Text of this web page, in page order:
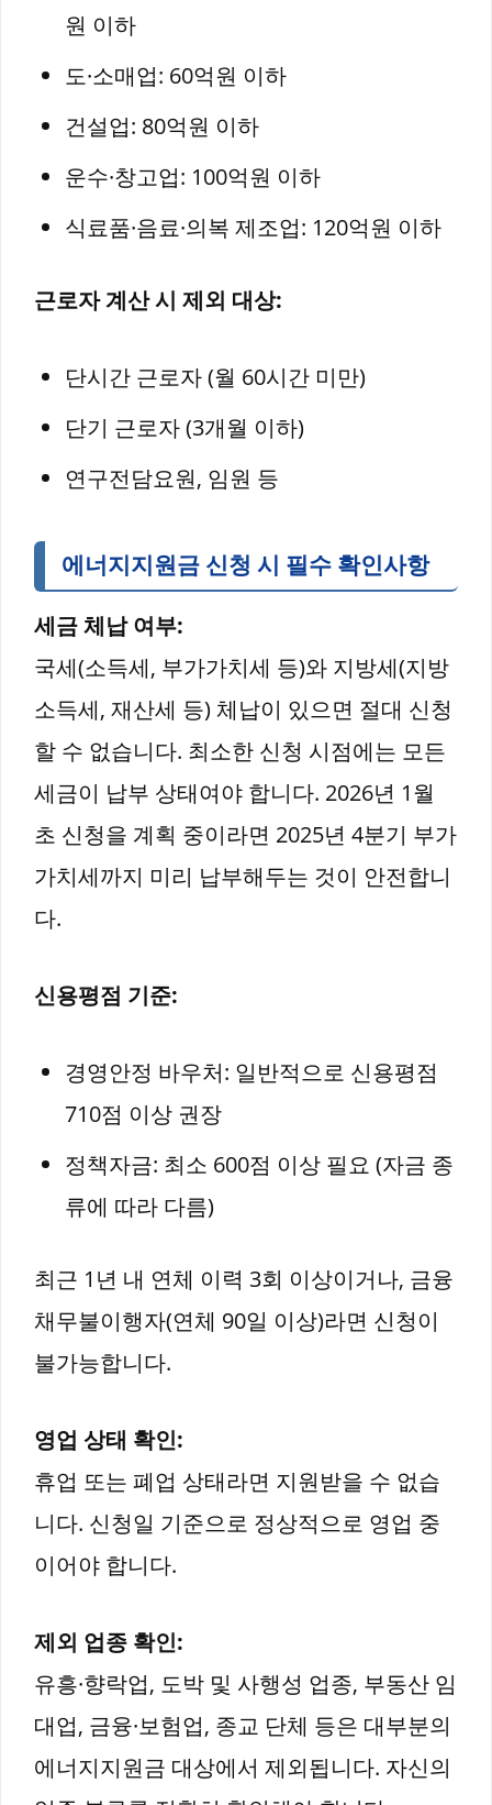
원 이하
도·소매업: 60억원 이하
건설업: 80억원 이하
운수·창고업: 100억원 이하
식료품·음료·의복 제조업: 120억원 이하
근로자 계산 시 제외 대상:
단시간 근로자 (월 60시간 미만)
단기 근로자 (3개월 이하)
연구전담요원, 임원 등
에너지지원금 신청 시 필수 확인사항
세금 체납 여부:
국세(소득세, 부가가치세 등)와 지방세(지방
소득세, 재산세 등) 체납이 있으면 절대 신청
할 수 없습니다. 최소한 신청 시점에는 모든
세금이 납부 상태여야 합니다. 2026년 1월
초 신청을 계획 중이라면 2025년 4분기 부가
가치세까지 미리 납부해두는 것이 안전합니
다.
신용평점 기준:
경영안정 바우처: 일반적으로 신용평점
710점 이상 권장
정책자금: 최소 600점 이상 필요 (자금 종
류에 따라 다름)
최근 1년 내 연체 이력 3회 이상이거나, 금융
채무불이행자(연체 90일 이상)라면 신청이
불가능합니다.
영업 상태 확인:
휴업 또는 폐업 상태라면 지원받을 수 없습
니다. 신청일 기준으로 정상적으로 영업 중
이어야 합니다.
제외 업종 확인:
유흥·향락업, 도박 및 사행성 업종, 부동산 임
대업, 금융·보험업, 종교 단체 등은 대부분의
에너지지원금 대상에서 제외됩니다. 자신의